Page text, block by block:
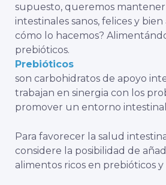
supuesto, queremos mantener
intestinales sanos, felices y bien
cómo lo hacemos?
prebióticos.
Prebióticos
son carbohidratos de apoyo
trabajan en sinergia con los
promover un entorno
Para favorecer la salud
considere la posibilidad de
alimentos ricos en prebióticos